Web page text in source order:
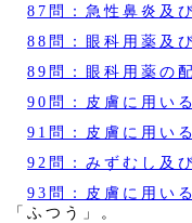
87問：急性鼻炎及
88問：眼科用薬及
89問：眼科用薬の
90問：皮膚に用い
91問：皮膚に用い
92問：みずむし及
93問：皮膚に用い
「ふつう」。